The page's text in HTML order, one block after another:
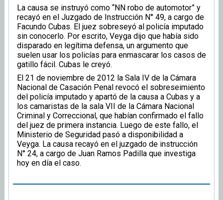
La causa se instruyó como “NN robo de automotor” y
recayó en el Juzgado de Instrucción N° 49, a cargo de
Facundo Cubas. El juez sobreseyó al policía imputado
sin conocerlo. Por escrito, Veyga dijo que había sido
disparado en legítima defensa, un argumento que
suelen usar los policías para enmascarar los casos de
gatillo fácil. Cubas le creyó.
El 21 de noviembre de 2012 la Sala IV de la Cámara
Nacional de Casación Penal revocó el sobreseimiento
del policía imputado y apartó de la causa a Cubas y a
los camaristas de la sala VII de la Cámara Nacional
Criminal y Correccional, que habían confirmado el fallo
del juez de primera instancia. Luego de este fallo, el
Ministerio de Seguridad pasó a disponibilidad a
Veyga. La causa recayó en el juzgado de instrucción
N° 24, a cargo de Juan Ramos Padilla que investiga
hoy en día el caso.